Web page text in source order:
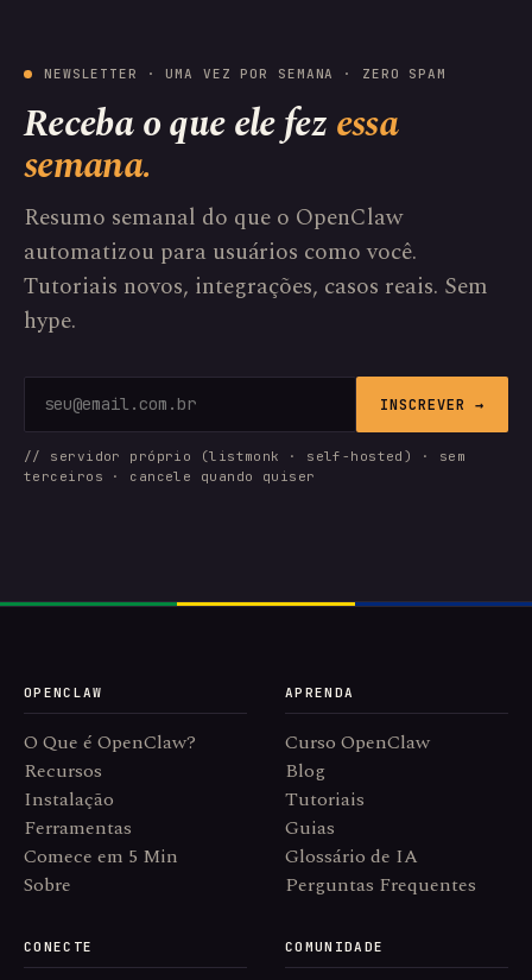
NEWSLETTER · UMA VEZ POR SEMANA · ZERO SPAM
Receba o que ele fezessa
semana.
Resumo semanal do que o OpenClaw
automatizou para usuários como você.
Tutoriais novos, integrações, casos reais. Sem
hype.
INSCREVER →
// servidor próprio (listmonk · self-hosted) · sem
terceiros · cancele quando quiser
OPENCLAW
O Que é OpenClaw?
Recursos
Instalação
Ferramentas
Comece em 5 Min
Sobre
APRENDA
Curso OpenClaw
Blog
Tutoriais
Guias
Glossário de IA
Perguntas Frequentes
CONECTE COMUNIDADE